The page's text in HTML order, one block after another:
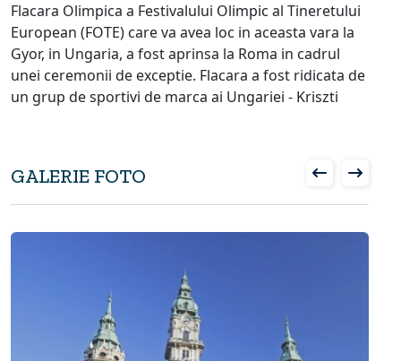
Flacara Olimpica a Festivalului Olimpic al Tineretului
European (FOTE) care va avea loc in aceasta vara la
Gyor, in Ungaria, a fost aprinsa la Roma in cadrul
unei ceremonii de exceptie. Flacara a fost ridicata de
un grup de sportivi de marca ai Ungariei - Kriszti
GALERIE FOTO